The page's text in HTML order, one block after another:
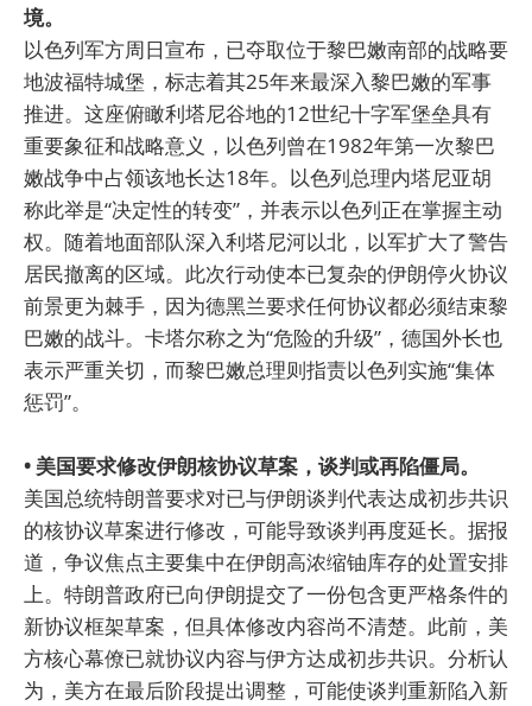
境。
以色列军方周日宣布，已夺取位于黎巴嫩南部的战略要
地波福特城堡，标志着其25年来最深入黎巴嫩的军事
推进。这座俯瞰利塔尼谷地的12世纪十字军堡垒具有
重要象征和战略意义，以色列曾在1982年第一次黎巴
嫩战争中占领该地长达18年。以色列总理内塔尼亚胡
称此举是“决定性的转变”，并表示以色列正在掌握主动
权。随着地面部队深入利塔尼河以北，以军扩大了警告
居民撤离的区域。此次行动使本已复杂的伊朗停火协议
前景更为棘手，因为德黑兰要求任何协议都必须结束黎
巴嫩的战斗。卡塔尔称之为“危险的升级”，德国外长也
表示严重关切，而黎巴嫩总理则指责以色列实施“集体
惩罚”。
• 美国要求修改伊朗核协议草案，谈判或再陷僵局。
美国总统特朗普要求对已与伊朗谈判代表达成初步共识
的核协议草案进行修改，可能导致谈判再度延长。据报
道，争议焦点主要集中在伊朗高浓缩铀库存的处置安排
上。特朗普政府已向伊朗提交了一份包含更严格条件的
新协议框架草案，但具体修改内容尚不清楚。此前，美
方核心幕僚已就协议内容与伊方达成初步共识。分析认
为，美方在最后阶段提出调整，可能使谈判重新陷入新